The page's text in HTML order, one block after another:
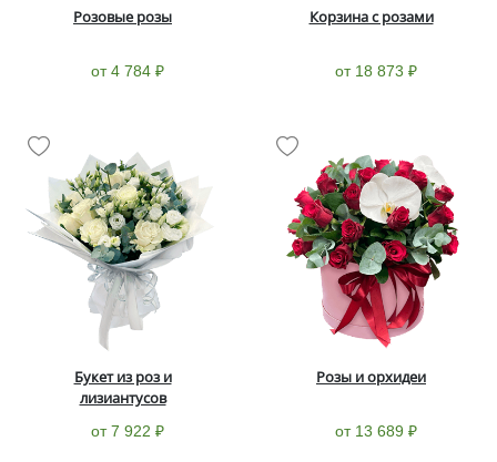
Розовые розы
от 4 784 ₽
Корзина с розами
от 18 873 ₽
Букет из роз и
лизиантусов
от 7 922 ₽
Розы и орхидеи
от 13 689 ₽